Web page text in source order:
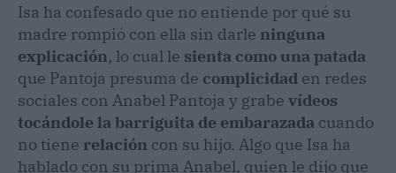
Isa ha confesado que no entiende por qué su
madre rompió con ella sin darle ninguna
explicación, lo cual le sienta como una patada
que Pantoja presuma de complicidad en redes
sociales con Anabel Pantoja y grabe vídeos
tocándole la barriguita de embarazada cuando
no tiene relación con su hijo. Algo que Isa ha
hablado con su prima Anabel, quien le dijo que